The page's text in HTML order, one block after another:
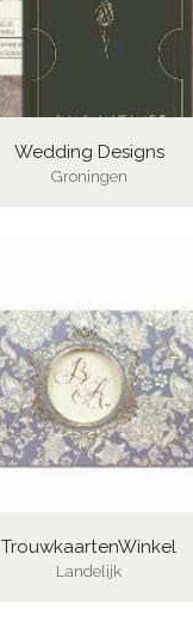
Wedding Designs
Groningen
TrouwkaartenWinkel
Landelijk